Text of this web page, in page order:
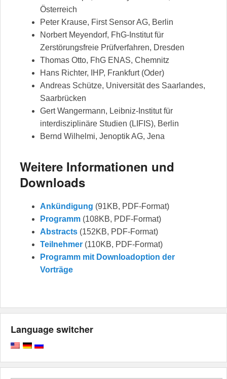
Österreich
Peter Krause, First Sensor AG, Berlin
Norbert Meyendorf, FhG-Institut für
Zerstörungsfreie Prüfverfahren, Dresden
Thomas Otto, FhG ENAS, Chemnitz
Hans Richter, IHP, Frankfurt (Oder)
Andreas Schütze, Universität des Saarlandes,
Saarbrücken
Gert Wangermann, Leibniz-Institut für
interdisziplinäre Studien (LIFIS), Berlin
Bernd Wilhelmi, Jenoptik AG, Jena
Weitere Informationen und
Downloads
Ankündigung (91KB, PDF-Format)
Programm (108KB, PDF-Format)
Abstracts (152KB, PDF-Format)
Teilnehmer (110KB, PDF-Format)
Programm mit Downloadoption der
Vorträge
Language switcher